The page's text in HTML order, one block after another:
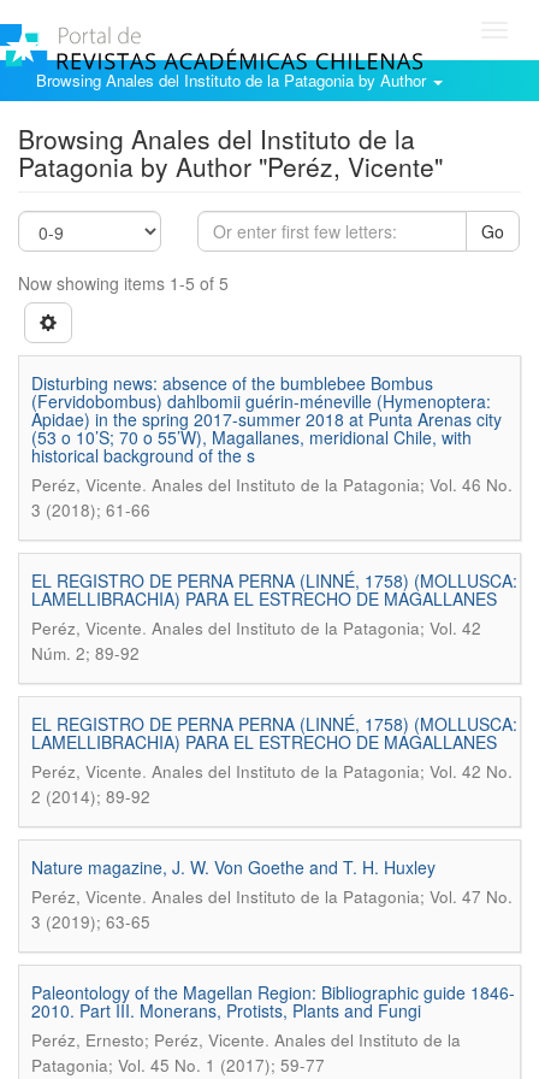
Browsing Anales del Instituto de la Patagonia by Author
Browsing Anales del Instituto de la
Patagonia by Author "Peréz, Vicente"
Go
Now showing items 1-5 of 5
Disturbing news: absence of the bumblebee Bombus
(Fervidobombus) dahlbomii guérin-méneville (Hymenoptera:
Apidae) in the spring 2017-summer 2018 at Punta Arenas city
(53 o 10’S; 70 o 55’W), Magallanes, meridional Chile, with
historical background of the s
Peréz, Vicente. Anales del Instituto de la Patagonia; Vol. 46 No.
3 (2018); 61-66
EL REGISTRO DE PERNA PERNA (LINNÉ, 1758) (MOLLUSCA:
LAMELLIBRACHIA) PARA EL ESTRECHO DE MAGALLANES
Peréz, Vicente. Anales del Instituto de la Patagonia; Vol. 42
Núm. 2; 89-92
EL REGISTRO DE PERNA PERNA (LINNÉ, 1758) (MOLLUSCA:
LAMELLIBRACHIA) PARA EL ESTRECHO DE MAGALLANES
Peréz, Vicente. Anales del Instituto de la Patagonia; Vol. 42 No.
2 (2014); 89-92
Nature magazine, J. W. Von Goethe and T. H. Huxley
Peréz, Vicente. Anales del Instituto de la Patagonia; Vol. 47 No.
3 (2019); 63-65
Paleontology of the Magellan Region: Bibliographic guide 1846-
2010. Part III. Monerans, Protists, Plants and Fungi
Peréz, Ernesto; Peréz, Vicente. Anales del Instituto de la
Patagonia; Vol. 45 No. 1 (2017); 59-77